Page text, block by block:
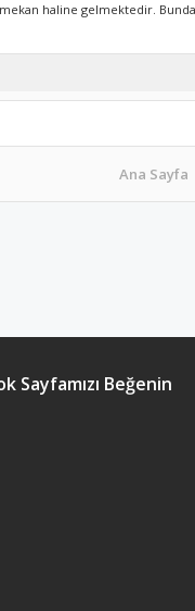
haline gelmektedir.
Ana Sayfa
Sayfamızı Beğenin